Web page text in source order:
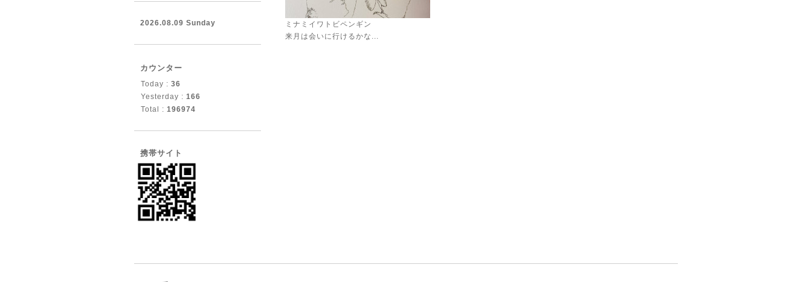
ミナミイワトビペンギン
来月は会いに行けるかな...
2026.08.09 Sunday
カウンター
Today : 36
Yesterday : 166
Total : 196974
携帯サイト